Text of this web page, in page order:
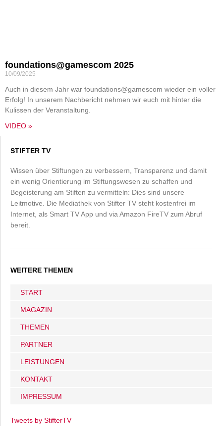
foundations@gamescom 2025
10/09/2025
Auch in diesem Jahr war foundations@gamescom wieder ein voller
Erfolg! In unserem Nachbericht nehmen wir euch mit hinter die
Kulissen der Veranstaltung.
VIDEO »
STIFTER TV
Wissen über Stiftungen zu verbessern, Transparenz und damit
ein wenig Orientierung im Stiftungswesen zu schaffen und
Begeisterung am Stiften zu vermitteln: Dies sind unsere
Leitmotive. Die Mediathek von Stifter TV steht kostenfrei im
Internet, als Smart TV App und via Amazon FireTV zum Abruf
bereit.
WEITERE THEMEN
START
MAGAZIN
THEMEN
PARTNER
LEISTUNGEN
KONTAKT
IMPRESSUM
Tweets by StifterTV